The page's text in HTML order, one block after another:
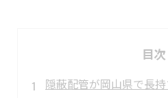
目次
隠蔽配管が岡山県で長